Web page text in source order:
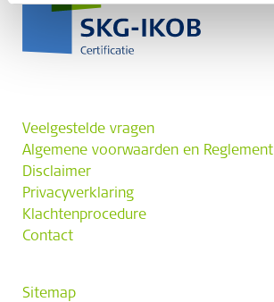
Veelgestelde vragen
Algemene voorwaarden en Reglement
Disclaimer
Privacyverklaring
Klachtenprocedure
Contact
Sitemap